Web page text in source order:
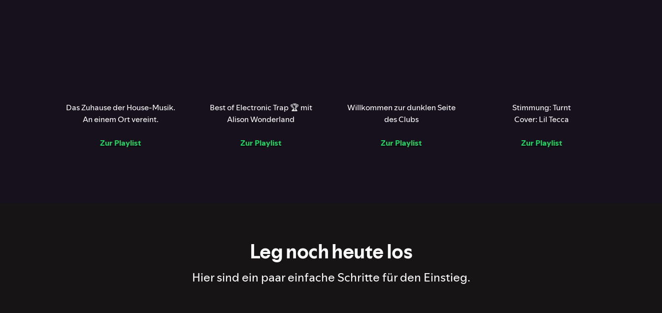
Das Zuhause der House-Musik.
An einem Ort vereint.
Zur Playlist
Best of Electronic Trap 🏆 mit
Alison Wonderland
Zur Playlist
Willkommen zur dunklen Seite
des Clubs
Zur Playlist
Stimmung: Turnt
Cover: Lil Tecca
Zur Playlist
Leg noch heute los
Hier sind ein paar einfache Schritte für den Einstieg.